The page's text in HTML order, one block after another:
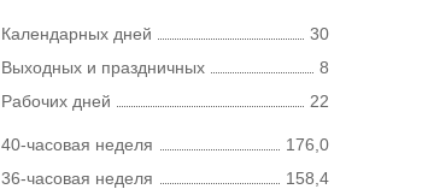
Календарных дней
30
Выходных и праздничных
8
Рабочих дней
22
40-часовая неделя
176,0
36-часовая неделя
158,4